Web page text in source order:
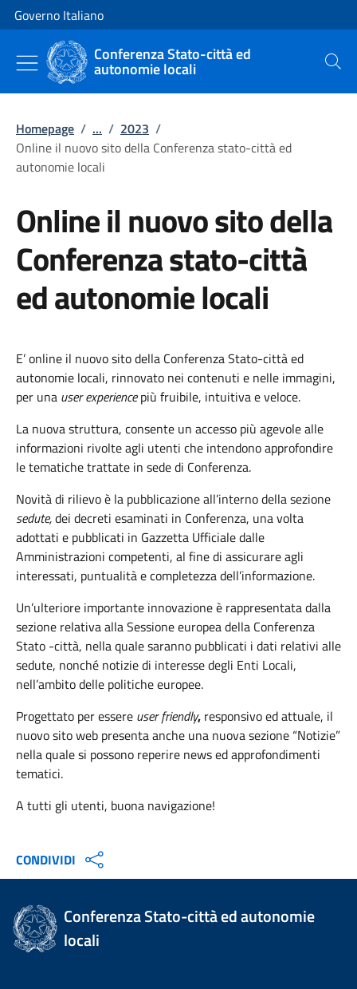
Vai al contenuto
Vai alla navigazione del sito
Governo Italiano
Conferenza Stato-città ed
autonomie locali Cerca
Homepage / ... / 2023 /
Online il nuovo sito della Conferenza stato-città ed
autonomie locali
Online il nuovo sito della
Conferenza stato-città
ed autonomie locali
E’ online il nuovo sito della Conferenza Stato-città ed
autonomie locali, rinnovato nei contenuti e nelle immagini,
per una user experiencepiù fruibile, intuitiva e veloce.
La nuova struttura, consente un accesso più agevole alle
informazioni rivolte agli utenti che intendono approfondire
le tematiche trattate in sede di Conferenza.
Novità di rilievo è la pubblicazione all’interno della sezione
sedute,dei decreti esaminati in Conferenza, una volta
adottati e pubblicati in Gazzetta Ufficiale dalle
Amministrazioni competenti, al fine di assicurare agli
interessati, puntualità e completezza dell’informazione.
Un’ulteriore importante innovazione è rappresentata dalla
sezione relativa alla Sessione europea della Conferenza
Stato -città, nella quale saranno pubblicati i dati relativi alle
sedute, nonché notizie di interesse degli Enti Locali,
nell’ambito delle politiche europee.
Progettato per essere user friendly, responsivo ed attuale, il
nuovo sito web presenta anche una nuova sezione “Notizie”
nella quale si possono reperire news ed approfondimenti
tematici.
A tutti gli utenti, buona navigazione!
CONDIVIDI
Conferenza Stato-città ed autonomie
locali